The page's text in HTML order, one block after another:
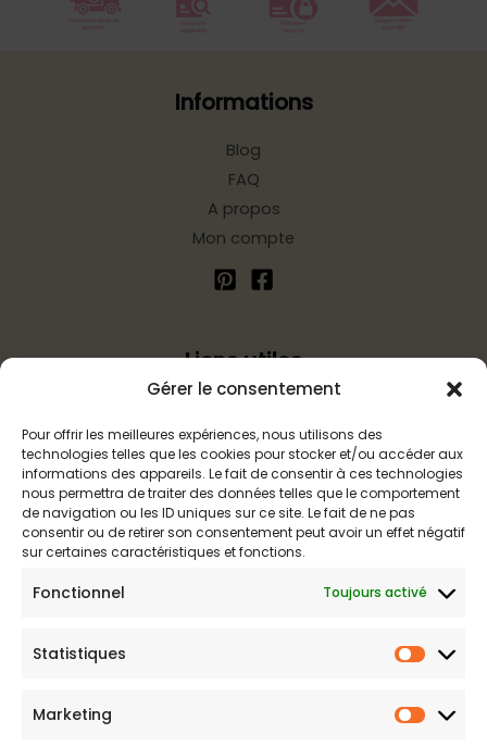
Gérer le consentement
Pour offrir les meilleures expériences, nous utilisons des
technologies telles que les cookies pour stocker et/ou accéder aux
informations des appareils. Le fait de consentir à ces technologies
nous permettra de traiter des données telles que le comportement
de navigation ou les ID uniques sur ce site. Le fait de ne pas
consentir ou de retirer son consentement peut avoir un effet négatif
sur certaines caractéristiques et fonctions.
Fonctionnel Toujours activé
Statistiques
Marketing
Informations
Blog
FAQ
A propos
Mon compte
Liens utiles
Mentions légales
Politique de confidentialité
Politique de remboursements
Conditions générales de vente et d’utilisation
Boutique de maillots gainants
Maillot de bain gainant est votre boutique en ligne de
produits ou une demande sur votre commande, contactez-